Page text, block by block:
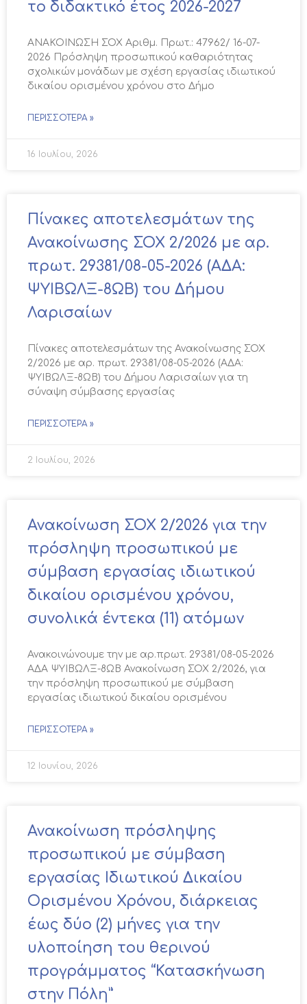
το διδακτικό έτος 2026-2027
ΑΝΑΚΟΙΝΩΣΗ ΣΟΧ Αριθμ. Πρωτ.: 47962/ 16-07-
2026 Πρόσληψη προσωπικού καθαριότητας
σχολικών μονάδων με σχέση εργασίας ιδιωτικού
δικαίου ορισμένου χρόνου στο Δήμο
ΠΕΡΙΣΣΌΤΕΡΑ »
16 Ιουλίου, 2026
Πίνακες αποτελεσμάτων της
Ανακοίνωσης ΣΟΧ 2/2026 με αρ.
πρωτ. 29381/08-05-2026 (ΑΔΑ:
ΨΥΙΒΩΛΞ-8ΩΒ) του Δήμου
Λαρισαίων
Πίνακες αποτελεσμάτων της Ανακοίνωσης ΣΟΧ
2/2026 με αρ. πρωτ. 29381/08-05-2026 (ΑΔΑ:
ΨΥΙΒΩΛΞ-8ΩΒ) του Δήμου Λαρισαίων για τη
σύναψη σύμβασης εργασίας
ΠΕΡΙΣΣΌΤΕΡΑ »
2 Ιουλίου, 2026
Ανακοίνωση ΣΟΧ 2/2026 για την
πρόσληψη προσωπικού με
σύμβαση εργασίας ιδιωτικού
δικαίου ορισμένου χρόνου,
συνολικά έντεκα (11) ατόμων
Ανακοινώνουμε την με αρ.πρωτ. 29381/08-05-2026
ΑΔΑ ΨΥΙΒΩΛΞ-8ΩΒ Ανακοίνωση ΣΟΧ 2/2026, για
την πρόσληψη προσωπικού με σύμβαση
εργασίας ιδιωτικού δικαίου ορισμένου
ΠΕΡΙΣΣΌΤΕΡΑ »
12 Ιουνίου, 2026
Ανακοίνωση πρόσληψης
προσωπικού με σύμβαση
εργασίας Ιδιωτικού Δικαίου
Ορισμένου Χρόνου, διάρκειας
έως δύο (2) μήνες για την
υλοποίηση του θερινού
προγράμματος “Κατασκήνωση
στην Πόλη”